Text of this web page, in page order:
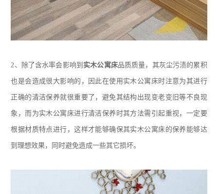
2、 除了含水率会影响到 实木公寓床品质质量，其灰尘污渍的累积
也是会造成很大影响的，因此在使用实木公寓床时注意为其进行
正确的清洁保养就很重要了，避免其结构出现变老变旧等不良现
象，而为实木公寓床进行清洁保养时其方法需引起重视，一定要
根据材质特点进行，这样才能够确保其实木公寓床的保养能够达
到理想效果，同时避免造成一些其它损坏。